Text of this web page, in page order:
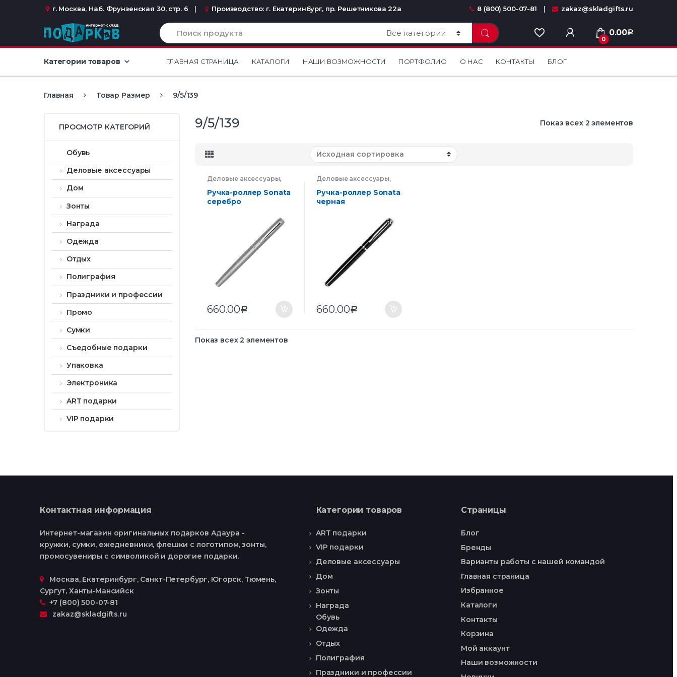
Перейти к навигации
перейти к содержаниюг. Москва, Наб. Фрунзенская 30, стр. 6 Производство: г. Екатеринбург, пр. Решетникова 22а 8 (800) 500-07-81 zakaz@skladgifts.ru
И
с
к
0
0.00Р
Категории товаров ГЛАВНАЯ СТРАНИЦА КАТАЛОГИ НАШИ ВОЗМОЖНОСТИ ПОРТФОЛИО О НАС КОНТАКТЫ БЛОГ
Главная Товар Размер 9/5/139
9/5/139 Показ всех 2 элементов
Деловые аксессуары,
Ручки
Ручка-роллер Sonata
серебро
660.00Р
Деловые аксессуары,
Ручки
Ручка-роллер Sonata
черная
660.00Р
Показ всех 2 элементов
ПРОСМОТР КАТЕГОРИЙ
Обувь
Деловые аксессуары
Дом
Зонты
Награда
Одежда
Отдых
Полиграфия
Праздники и профессии
Промо
Сумки
Съедобные подарки
Упаковка
Электроника
ART подарки
VIP подарки
Контактная информация
Интернет-магазин оригинальных подарков Адаура -
кружки, сумки, ежедневники, флешки с логотипом, зонты,
промосувениры с символикой и дорогие подарки.
Москва, Екатеринбург, Cанкт-Петербург, Югорск, Тюмень,
Сургут, Ханты-Мансийск
+7 (800) 500-07-81
zakaz@skladgifts.ru
Категории товаров
ART подарки
VIP подарки
Деловые аксессуары
Дом
Зонты
Награда
Обувь
Одежда
Отдых
Полиграфия
Праздники и профессии
Страницы
Блог
Бренды
Варианты работы с нашей командой
Главная страница
Избранное
Каталоги
Контакты
Корзина
Мой аккаунт
Наши возможности